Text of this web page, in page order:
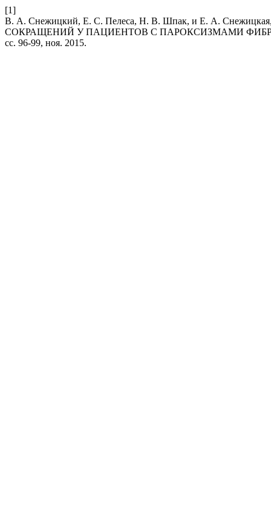
[1]
В. А. Снежицкий, Е. С. Пелеса, Н. В. Шпак, и Е. А.
СОКРАЩЕНИЙ У ПАЦИЕНТОВ С ПАРОКСИЗМАМИ
сс. 96-99, ноя. 2015.